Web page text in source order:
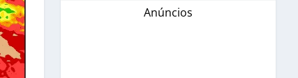
Anúncios